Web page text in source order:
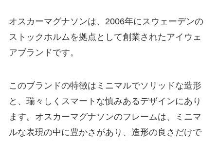
オスカーマグナソンは、2006年にスウェーデンの
ストックホルムを拠点として創業されたアイウェ
アブランドです。
このブランドの特徴はミニマルでソリッドな造形
と、瑞々しくスマートな慎みあるデザインにあり
ます。オスカーマグナソンのフレームは、ミニマ
ルな表現の中に豊かさがあり、造形の良さだけで